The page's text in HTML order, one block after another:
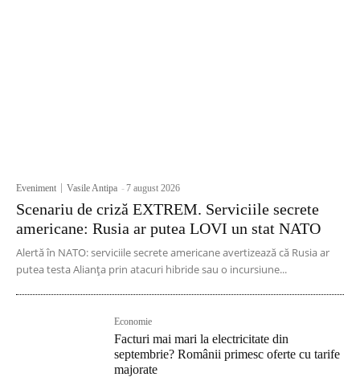
Eveniment Vasile Antipa -7 august 2026
Scenariu de criză EXTREM. Serviciile secrete
americane: Rusia ar putea LOVI un stat NATO
Alertă în NATO: serviciile secrete americane avertizează că Rusia ar
putea testa Alianța prin atacuri hibride sau o incursiune...
Economie
Facturi mai mari la electricitate din
septembrie? Românii primesc oferte cu tarife
majorate